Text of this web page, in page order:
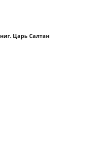
Царь Салтан